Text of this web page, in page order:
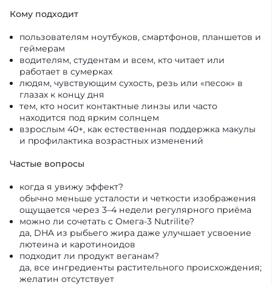
Кому подходит
пользователям ноутбуков, смартфонов, планшетов и
геймерам
водителям, студентам и всем, кто читает или
работает в сумерках
людям, чувствующим сухость, резь или «песок» в
глазах к концу дня
тем, кто носит контактные линзы или часто
находится под ярким солнцем
взрослым 40+, как естественная поддержка макулы
и профилактика возрастных изменений
Частые вопросы
когда я увижу эффект?
обычно меньше усталости и четкости изображения
ощущается через 3–4 недели регулярного приёма
можно ли сочетать с Омега‑3 Nutrilite?
да, DHA из рыбьего жира даже улучшает усвоение
лютеина и каротиноидов
подходит ли продукт веганам?
да, все ингредиенты растительного происхождения;
желатин отсутствует